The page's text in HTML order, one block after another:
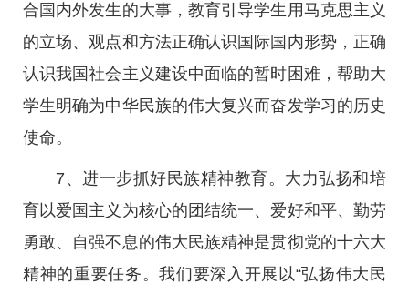
合国内外发生的大事，教育引导学生用马克思主义
的立场、观点和方法正确认识国际国内形势，正确
认识我国社会主义建设中面临的暂时困难，帮助大
学生明确为中华民族的伟大复兴而奋发学习的历史
使命。
7、进一步抓好民族精神教育。大力弘扬和培
育以爱国主义为核心的团结统一、爱好和平、勤劳
勇敢、自强不息的伟大民族精神是贯彻党的十六大
精神的重要任务。我们要深入开展以“弘扬伟大民